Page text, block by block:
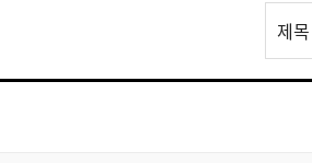
스
트
제목